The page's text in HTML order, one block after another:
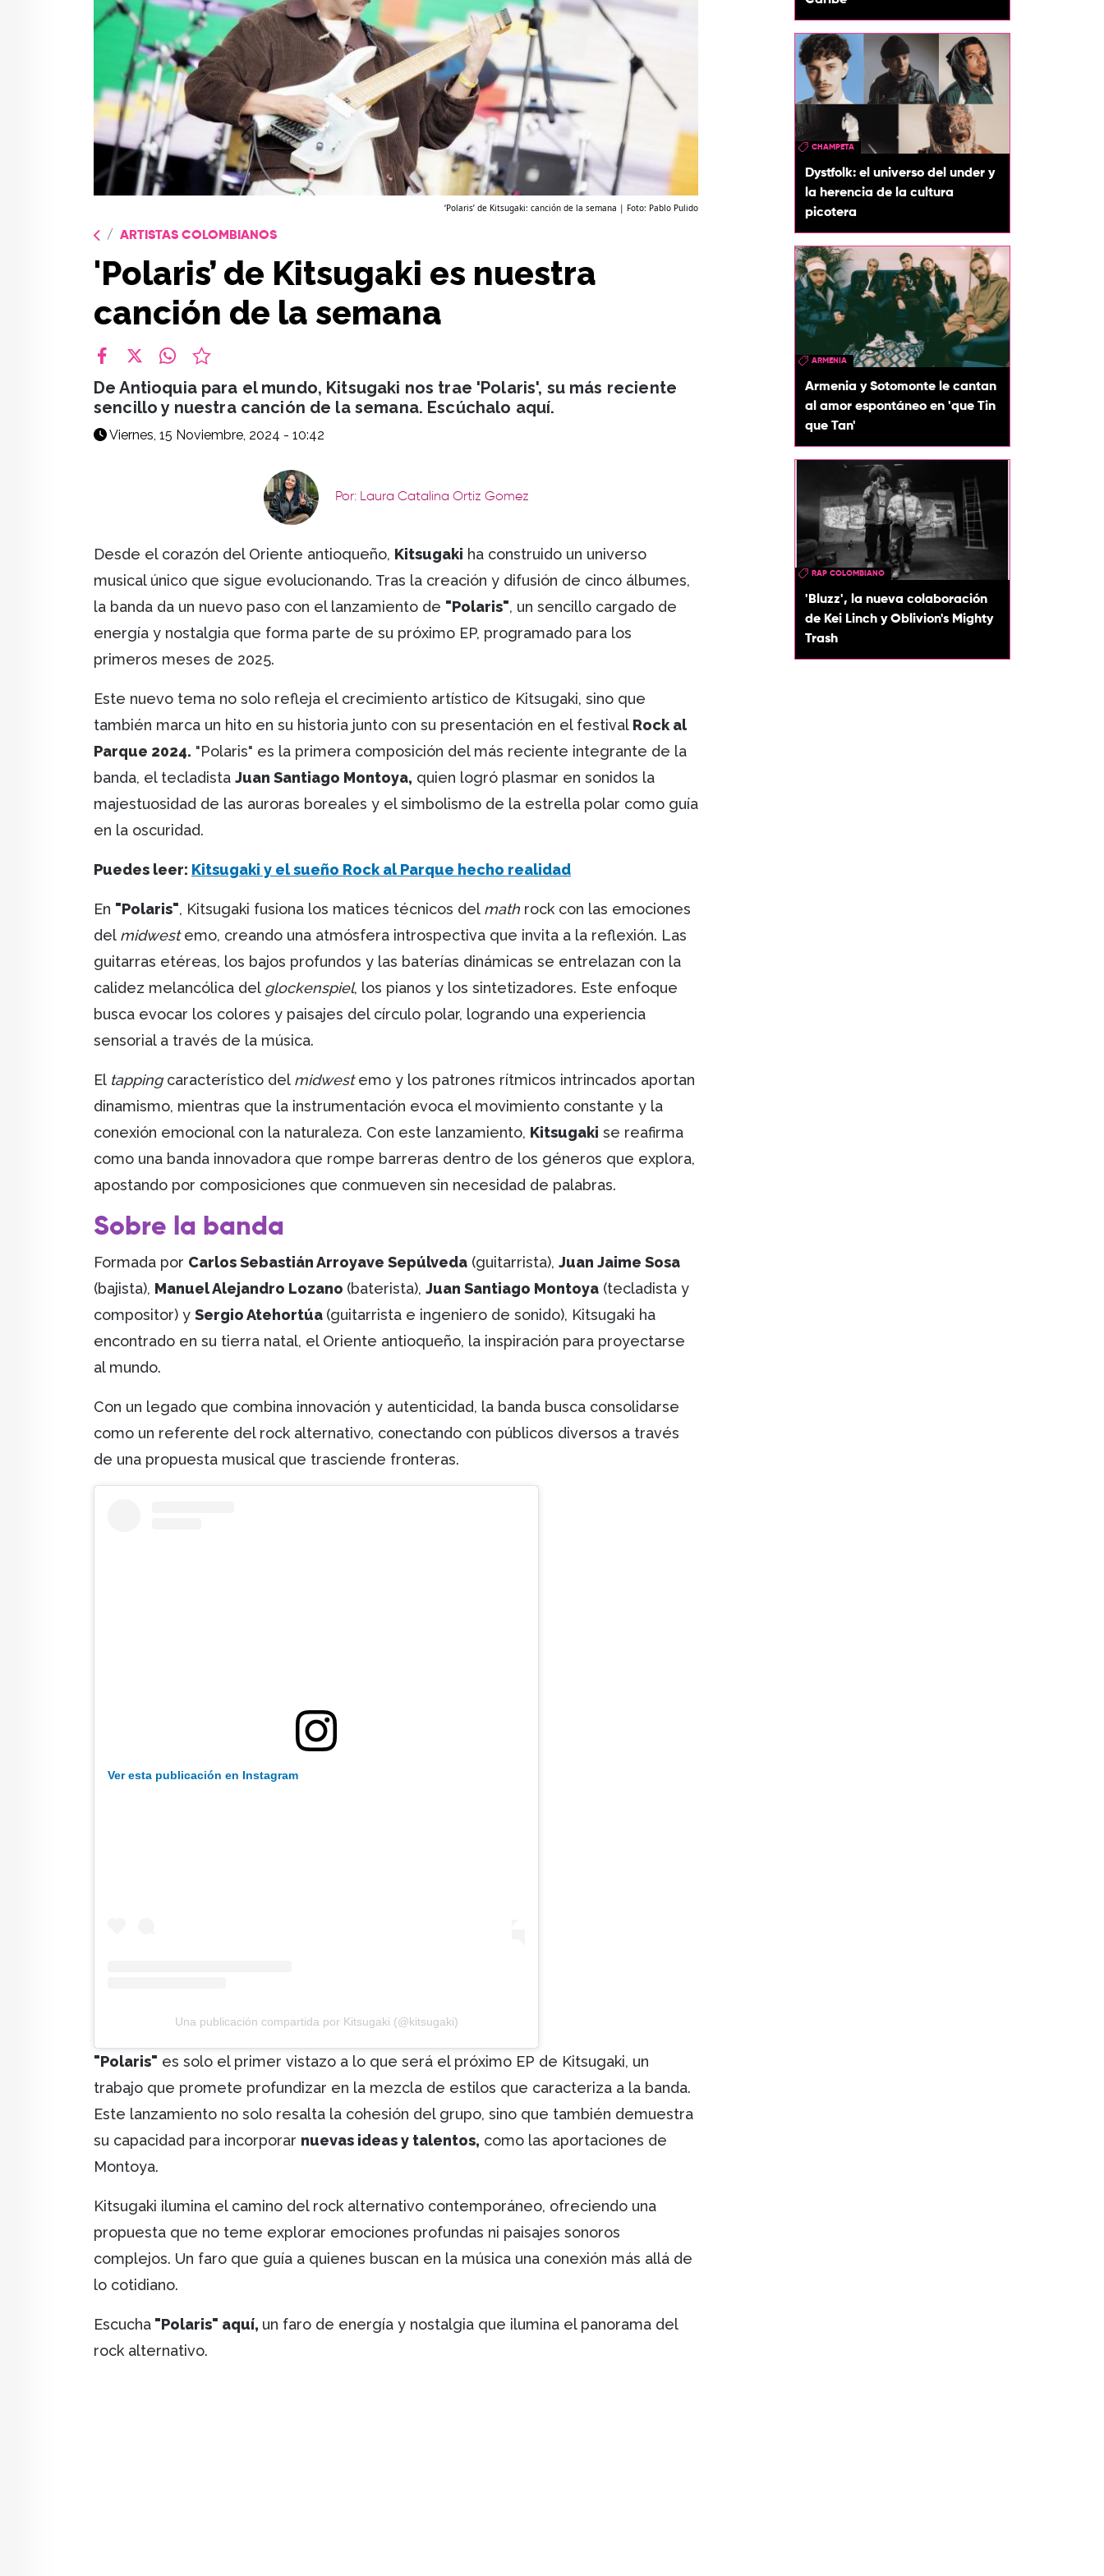
‘Polaris’ de Kitsugaki: canción de la semana | Foto: Pablo Pulido
ARTISTAS COLOMBIANOS
'Polaris’ de Kitsugaki es nuestra
canción de la semana
De Antioquia para el mundo, Kitsugaki nos trae 'Polaris', su más reciente
sencillo y nuestra canción de la semana. Escúchalo aquí.
Viernes, 15 Noviembre, 2024 - 10:42
Por: Laura Catalina Ortiz Gomez
Desde el corazón del Oriente antioqueño, Kitsugaki ha construido un universo
musical único que sigue evolucionando. Tras la creación y difusión de cinco álbumes,
la banda da un nuevo paso con el lanzamiento de "Polaris", un sencillo cargado de
energía y nostalgia que forma parte de su próximo EP, programado para los
primeros meses de 2025.
Este nuevo tema no solo refleja el crecimiento artístico de Kitsugaki, sino que
también marca un hito en su historia junto con su presentación en el festival Rock al
Parque 2024. "Polaris" es la primera composición del más reciente integrante de la
banda, el tecladista Juan Santiago Montoya, quien logró plasmar en sonidos la
majestuosidad de las auroras boreales y el simbolismo de la estrella polar como guía
en la oscuridad.
Puedes leer: Kitsugaki y el sueño Rock al Parque hecho realidad
En "Polaris", Kitsugaki fusiona los matices técnicos del math rock con las emociones
del midwestemo, creando una atmósfera introspectiva que invita a la reflexión. Las
guitarras etéreas, los bajos profundos y las baterías dinámicas se entrelazan con la
calidez melancólica del glockenspiel, los pianos y los sintetizadores. Este enfoque
busca evocar los colores y paisajes del círculo polar, logrando una experiencia
sensorial a través de la música.
El tappingcaracterístico del midwestemo y los patrones rítmicos intrincados aportan
dinamismo, mientras que la instrumentación evoca el movimiento constante y la
conexión emocional con la naturaleza. Con este lanzamiento, Kitsugaki se reafirma
como una banda innovadora que rompe barreras dentro de los géneros que explora,
apostando por composiciones que conmueven sin necesidad de palabras.
Sobre la banda
Formada por Carlos Sebastián Arroyave Sepúlveda (guitarrista), Juan Jaime Sosa
(bajista), Manuel Alejandro Lozano (baterista), Juan Santiago Montoya (tecladista y
compositor) y Sergio Atehortúa (guitarrista e ingeniero de sonido), Kitsugaki ha
encontrado en su tierra natal, el Oriente antioqueño, la inspiración para proyectarse
al mundo.
Con un legado que combina innovación y autenticidad, la banda busca consolidarse
como un referente del rock alternativo, conectando con públicos diversos a través
de una propuesta musical que trasciende fronteras.
Ver esta publicación en Instagram
Una publicación compartida por Kitsugaki (@kitsugaki)
"Polaris" es solo el primer vistazo a lo que será el próximo EP de Kitsugaki, un
trabajo que promete profundizar en la mezcla de estilos que caracteriza a la banda.
Este lanzamiento no solo resalta la cohesión del grupo, sino que también demuestra
su capacidad para incorporar nuevas ideas y talentos, como las aportaciones de
Montoya.
Kitsugaki ilumina el camino del rock alternativo contemporáneo, ofreciendo una
propuesta que no teme explorar emociones profundas ni paisajes sonoros
complejos. Un faro que guía a quienes buscan en la música una conexión más allá de
lo cotidiano.
Escucha "Polaris" aquí, un faro de energía y nostalgia que ilumina el panorama del
rock alternativo.
CHAMPETA
Dystfolk: el universo del under y
la herencia de la cultura
picotera
ARMENIA
Armenia y Sotomonte le cantan
al amor espontáneo en 'que Tin
que Tan'
RAP COLOMBIANO
'Bluzz', la nueva colaboración
de Kei Linch y Oblivion's Mighty
Trash